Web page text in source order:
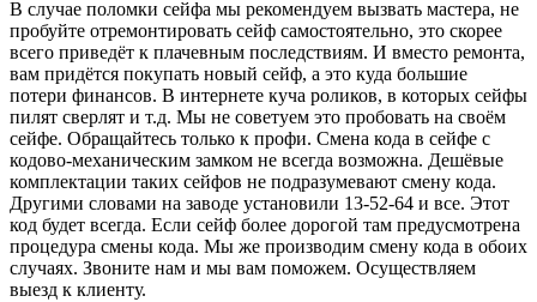
В случае поломки сейфа мы рекомендуем вызвать мастера, не
пробуйте отремонтировать сейф самостоятельно, это скорее
всего приведёт к плачевным последствиям. И вместо ремонта,
вам придётся покупать новый сейф, а это куда большие
потери финансов. В интернете куча роликов, в которых сейфы
пилят сверлят и т.д. Мы не советуем это пробовать на своём
сейфе. Обращайтесь только к профи. Смена кода в сейфе с
кодово-механическим замком не всегда возможна. Дешёвые
комплектации таких сейфов не подразумевают смену кода.
Другими словами на заводе установили 13-52-64 и все. Этот
код будет всегда. Если сейф более дорогой там предусмотрена
процедура смены кода. Мы же производим смену кода в обоих
случаях. Звоните нам и мы вам поможем. Осуществляем
выезд к клиенту.